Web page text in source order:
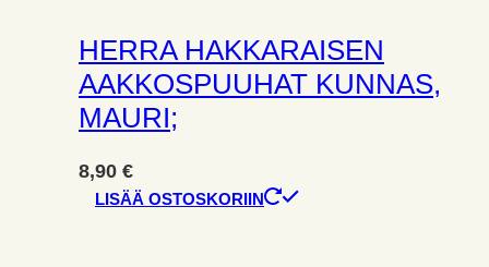
HERRA HAKKARAISEN
AAKKOSPUUHAT KUNNAS,
MAURI;
8,90 €
LISÄÄ OSTOSKORIIN